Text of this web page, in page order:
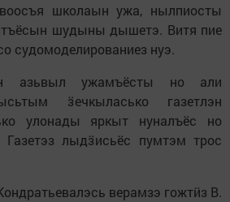
школаын ужа, нылпиосты
шудыны дышетэ. Витя пие
судомоделированиез нуэ.
азьвыл ужамъёсты но али
ӟечкыласько газетлэн
улонады яркыт нуналъёс но
Газетэз лыдӟисьёс пумтэм трос
верамзэ гожтӥз В.